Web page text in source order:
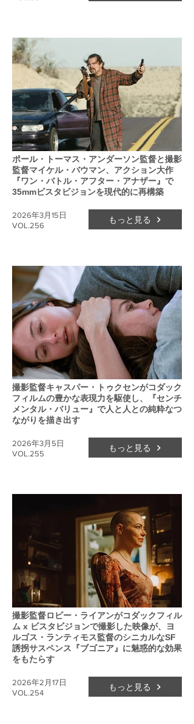
ポール・トーマス・アンダーソン監督と撮影
監督マイケル・バウマン、アクション大作
『ワン・バトル・アフター・アナザー』で
35mmビスタビジョンを現代的に再構築
VOL.256
2026年3月15日 もっと見る
撮影監督キャスパー・トゥクセンがコダック
フィルムの豊かな表現力を駆使し、『センチ
メンタル・バリュー』で人と人との純粋なつ
ながりを描き出す
VOL.255
2026年3月5日 もっと見る
撮影監督ロビー・ライアンがコダックフィル
ム x ビスタビジョンで撮影した映像が、ヨ
ルゴス・ランティモス監督のシニカルなSF
誘拐サスペンス『ブゴニア』に魅惑的な効果
をもたらす
VOL.254
2026年2月17日 もっと見る